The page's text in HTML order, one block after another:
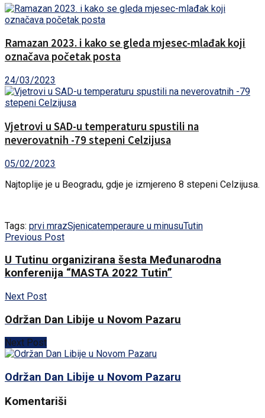
Ramazan 2023. i kako se gleda mjesec-mlađak koji
označava početak posta
24/03/2023
Vjetrovi u SAD-u temperaturu spustili na
neverovatnih -79 stepeni Celzijusa
05/02/2023
Najtoplije je u Beogradu, gdje je izmjereno 8 stepeni Celzijusa.
Tags: prvi mrazSjenicatemperaure u minusuTutin
Previous Post
U Tutinu organizirana šesta Međunarodna
konferenija “MASTA 2022 Tutin”
Next Post
Održan Dan Libije u Novom Pazaru
Next Post
Održan Dan Libije u Novom Pazaru
Komentariši